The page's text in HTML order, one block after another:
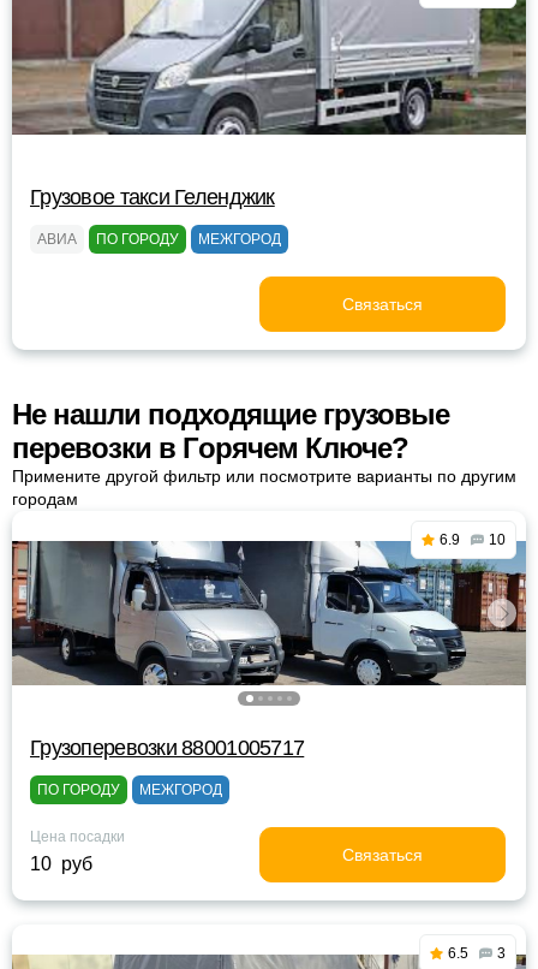
Грузовое такси Геленджик
АВИА ПО ГОРОДУ МЕЖГОРОД
Связаться
Не нашли подходящие грузовые
перевозки в Горячем Ключе?
Примените другой фильтр или посмотрите варианты по другим
городам
6.9 10
Грузоперевозки 88001005717
ПО ГОРОДУ МЕЖГОРОД
Цена посадки
10 руб Связаться
6.5 3